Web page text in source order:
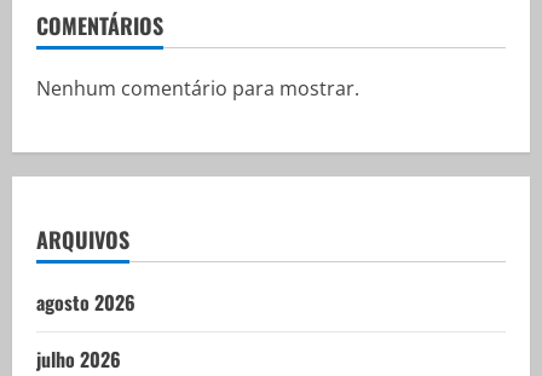
COMENTÁRIOS
Nenhum comentário para mostrar.
ARQUIVOS
agosto 2026
julho 2026